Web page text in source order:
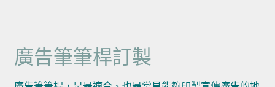
廣告筆筆桿訂製